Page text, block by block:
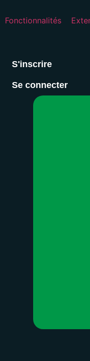
Fonctionnalités
S'inscrire
Se connecter